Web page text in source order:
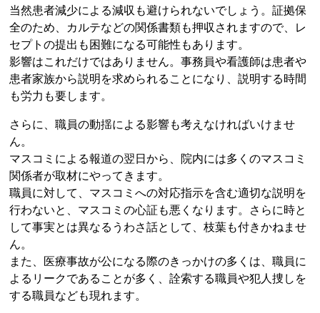
当然患者減少による減収も避けられないでしょう。証拠保
全のため、カルテなどの関係書類も押収されますので、レ
セプトの提出も困難になる可能性もあります。
影響はこれだけではありません。事務員や看護師は患者や
患者家族から説明を求められることになり、説明する時間
も労力も要します。
さらに、職員の動揺による影響も考えなければいけませ
ん。
マスコミによる報道の翌日から、院内には多くのマスコミ
関係者が取材にやってきます。
職員に対して、マスコミへの対応指示を含む適切な説明を
行わないと、マスコミの心証も悪くなります。さらに時と
して事実とは異なるうわさ話として、枝葉も付きかねませ
ん。
また、医療事故が公になる際のきっかけの多くは、職員に
よるリークであることが多く、詮索する職員や犯人捜しを
する職員なども現れます。